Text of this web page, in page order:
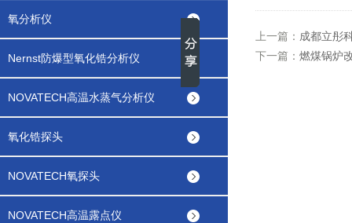
氧分析仪
Nernst防爆型氧化锆分析仪
NOVATECH高温水蒸气分析仪
氧化锆探头
NOVATECH氧探头
NOVATECH高温露点仪
上一篇： 成都立彤
下一篇： 燃煤锅炉